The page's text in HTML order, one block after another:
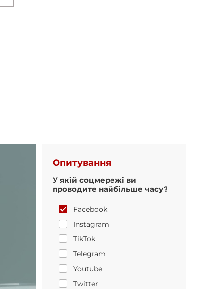
Опитування
У якій соцмережі ви
проводите найбільше часу?
Facebook
Instagram
TikTok
Telegram
Youtube
Twitter